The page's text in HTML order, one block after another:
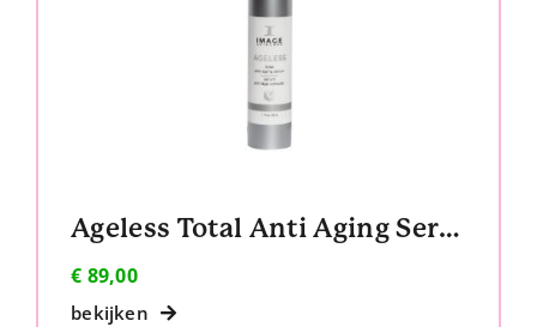
Ageless Total Anti Aging Serum
€ 89,00
bekijken